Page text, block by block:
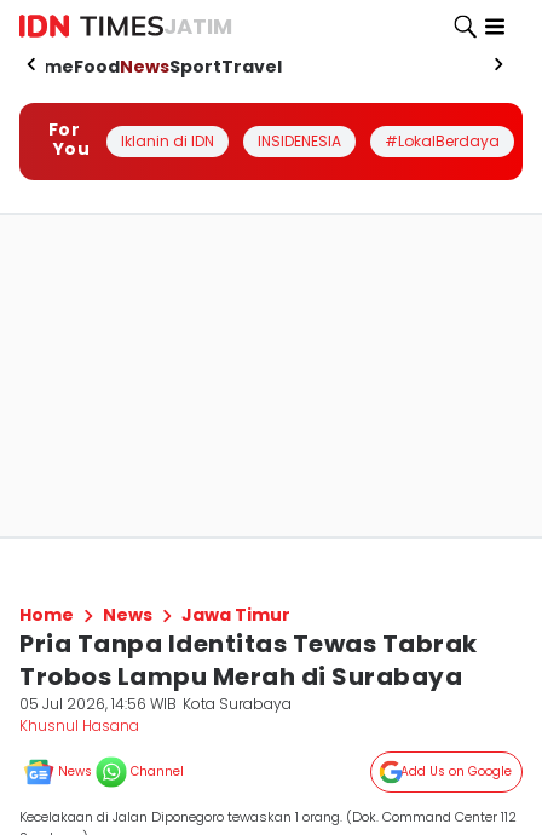
JATIM
HomeFoodNewsSportTravel
For
You
Iklanin di IDN INSIDENESIA #LokalBerdaya
Home News Jawa Timur
Pria Tanpa Identitas Tewas Tabrak
Trobos Lampu Merah di Surabaya
05 Jul 2026, 14:56 WIB Kota Surabaya
Khusnul Hasana
News Channel Add Us on Google
Kecelakaan di Jalan Diponegoro tewaskan 1 orang. (Dok. Command Center 112